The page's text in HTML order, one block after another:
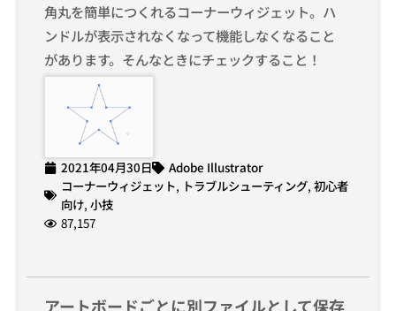
角丸を簡単につくれるコーナーウィジェット。ハ
ンドルが表示されなくなって機能しなくなること
があります。そんなときにチェックすること！
2021年04月30日
Adobe Illustrator
コーナーウィジェット, トラブルシューティング, 初心者
向け, 小技
87,157
アートボードごとに別ファイルとして保存